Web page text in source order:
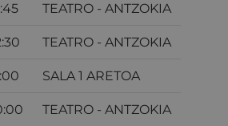
TEATRO - ANTZOKIA
TEATRO - ANTZOKIA
SALA 1 ARETOA
TEATRO - ANTZOKIA